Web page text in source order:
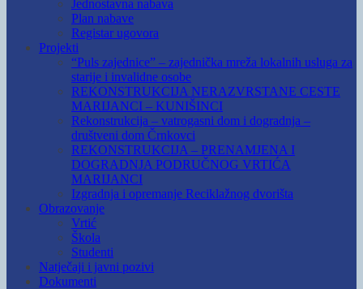
Jednostavna nabava
Plan nabave
Registar ugovora
Projekti
“Puls zajednice” – zajednička mreža lokalnih usluga za
starije i invalidne osobe
REKONSTRUKCIJA NERAZVRSTANE CESTE
MARIJANCI – KUNIŠINCI
Rekonstrukcija – vatrogasni dom i dogradnja –
društveni dom Črnkovci
REKONSTRUKCIJA – PRENAMJENA I
DOGRADNJA PODRUČNOG VRTIĆA
MARIJANCI
Izgradnja i opremanje Reciklažnog dvorišta
Obrazovanje
Vrtić
Škola
Studenti
Natječaji i javni pozivi
Dokumenti